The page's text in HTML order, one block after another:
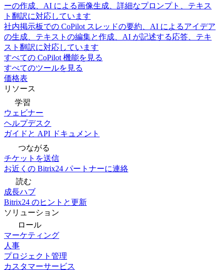
ーの作成、AI による画像生成、詳細なプロンプト、テキス
ト翻訳に対応しています
社内掲示板での CoPilot スレッドの要約、AI によるアイデア
の生成、テキストの編集と作成、AI が記述する応答、テキ
スト翻訳に対応しています
すべての CoPilot 機能を見る
すべてのツールを見る
価格表
リソース
学習
ウェビナー
ヘルプデスク
ガイドと API ドキュメント
つながる
チケットを送信
お近くの Bitrix24 パートナーに連絡
読む
成長ハブ
Bitrix24 のヒントと更新
ソリューション
ロール
マーケティング
人事
プロジェクト管理
カスタマーサービス